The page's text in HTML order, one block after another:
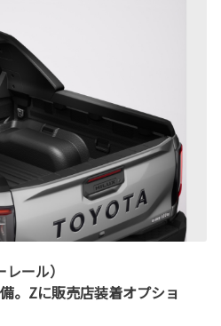
ール）
。Zに販売店装着オプショ